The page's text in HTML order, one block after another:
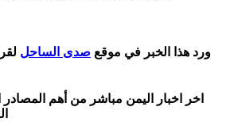
ورد هذا الخبر في موقع صدى الساحل
اخر اخبار اليمن مباشر من أهم المصادر